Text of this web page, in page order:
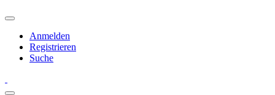
Anmelden
Registrieren
Suche